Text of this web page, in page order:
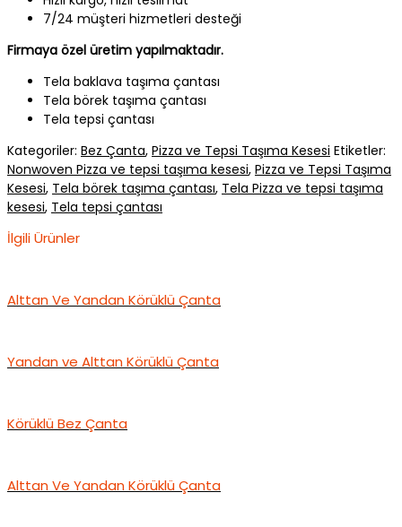
7/24 müşteri hizmetleri desteği
Firmaya özel üretim yapılmaktadır.
Tela baklava taşıma çantası
Tela börek taşıma çantası
Tela tepsi çantası
Kategoriler: Bez Çanta, Pizza ve Tepsi Taşıma Kesesi Etiketler:
Nonwoven Pizza ve tepsi taşıma kesesi, Pizza ve Tepsi Taşıma
Kesesi, Tela börek taşıma çantası, Tela Pizza ve tepsi taşıma
kesesi, Tela tepsi çantası
İlgili Ürünler
Alttan Ve Yandan Körüklü Çanta
Yandan ve Alttan Körüklü Çanta
Körüklü Bez Çanta
Alttan Ve Yandan Körüklü Çanta